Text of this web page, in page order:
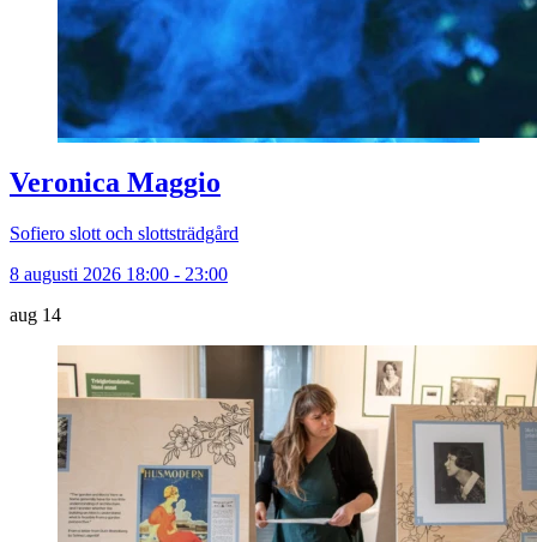
Veronica Maggio
Sofiero slott och slottsträdgård
8 augusti 2026 18:00 - 23:00
aug 14